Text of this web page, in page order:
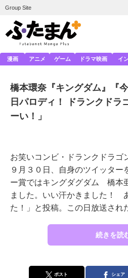
Group Site
漫画 アニメ ゲーム ドラマ映画 イ
橋本環奈『キングダム』『
日パロディ！ ドランクドラ
ーい！」
お笑いコンビ・ドランクドラゴ
９月３０日、自身のツイッター
ー賞ではキングダグダム 橋本
ました。いい汗かきました！
た！」と投稿。この日放送され
続きを読
ポスト シェア